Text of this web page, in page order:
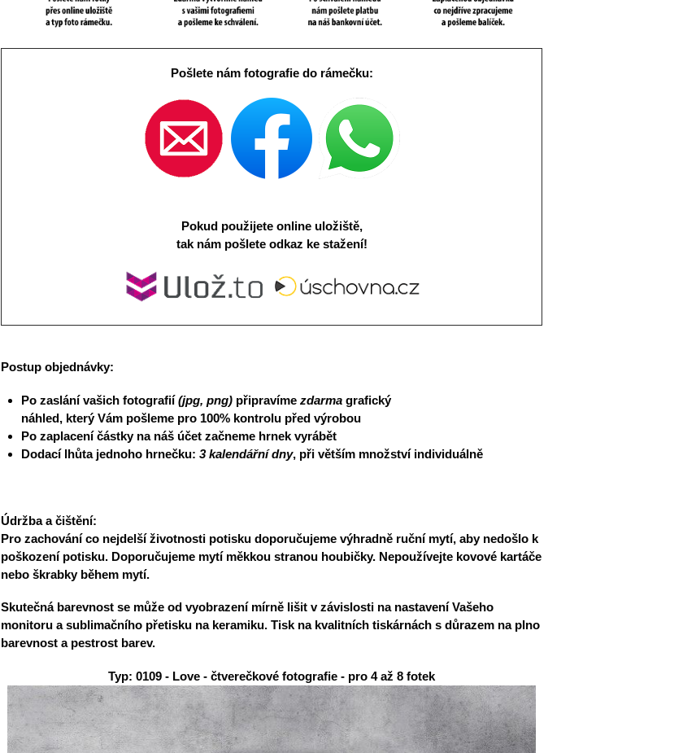
Pošlete nám fotografie do rámečku:
Pokud použijete online uložiště,
tak nám pošlete odkaz ke stažení!
Postup objednávky:
Po zaslání vašich fotografií(jpg, png) připravíme zdarma grafický
náhled, který Vám pošleme pro 100% kontrolu před výrobou
Po zaplacení částky na náš účet začneme hrnek vyrábět
Dodací lhůta jednoho hrnečku: 3 kalendářní dny, při větším množství individuálně
Údržba a čištění:
Pro zachování co nejdelší životnosti potisku doporučujeme výhradně ruční mytí, aby nedošlo k
poškození potisku. Doporučujeme mytí měkkou stranou houbičky. Nepoužívejte kovové kartáče
nebo škrabky během mytí.
Skutečná barevnost se může od vyobrazení mírně lišit v závislosti na nastavení Vašeho
monitoru a sublimačního přetisku na keramiku. Tisk na kvalitních tiskárnách s důrazem na plno
barevnost a pestrost barev.
Typ: 0109 - Love - čtverečkové fotografie - pro 4 až 8 fotek